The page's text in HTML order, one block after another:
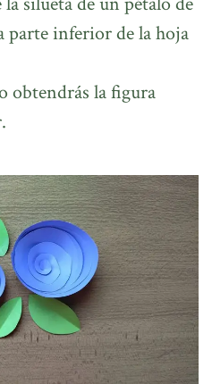
parte inferior de la hoja
obtendrás la figura